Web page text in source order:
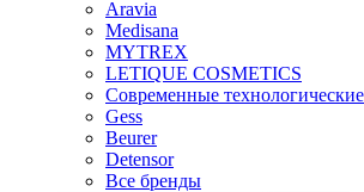
Aravia
Medisana
MYTREX
LETIQUE COSMETICS
Современные
Gess
Beurer
Detensor
Все бренды